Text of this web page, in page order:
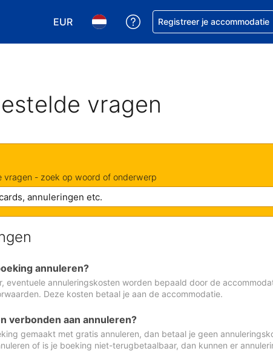
EUR
Kies je valuta. Je huidige valuta is EUR
Kies je taal. Je huidige taal is
Krijg hulp bij je reservering
Registreer je accommodatie
vragen
vragen - zoek op woord of onderwerp
annuleren?
eventuele annuleringskosten worden bepaald door de
Deze kosten betaal je aan de accommodatie.
verbonden aan annuleren?
gemaakt met gratis annuleren, dan betaal je geen
of is je boeking niet-terugbetaalbaar, dan kunnen er